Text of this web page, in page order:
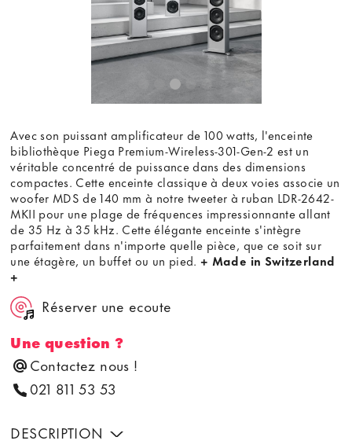
Avec son puissant amplificateur de 100 watts, l'enceinte
bibliothèque Piega Premium-Wireless-301-Gen-2 est un
véritable concentré de puissance dans des dimensions
compactes. Cette enceinte classique à deux voies associe un
woofer MDS de 140 mm à notre tweeter à ruban LDR-2642-
MKII pour une plage de fréquences impressionnante allant
de 35 Hz à 35 kHz. Cette élégante enceinte s'intègre
parfaitement dans n'importe quelle pièce, que ce soit sur
une étagère, un buffet ou un pied.+ Made in Switzerland
+
Réserver une ecoute
Une question ?
Contactez nous !
021 811 53 53
DESCRIPTION